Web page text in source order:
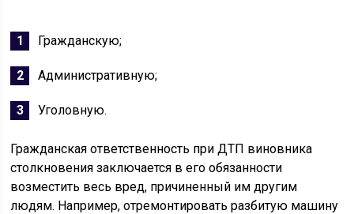
Гражданскую;
Административную;
Уголовную.
Гражданская ответственность при ДТП виновника
столкновения заключается в его обязанности
возместить весь вред, причиненный им другим
людям. Например, отремонтировать разбитую машину